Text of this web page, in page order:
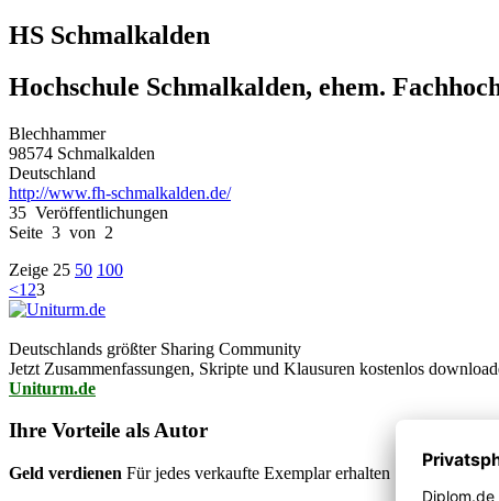
HS Schmalkalden
Hochschule Schmalkalden, ehem.
Blechhammer
98574 Schmalkalden
Deutschland
http://www.fh-schmalkalden.de/
35 Veröffentlichungen
Seite 3 von 2
Zeige 25 50 100
<1 23
Deutschlands größter Sharing Community
Jetzt Zusammenfassungen, Skripte und Klausuren kostenlos
Uniturm.de
Ihre Vorteile als Autor
Geld verdienen Für jedes verkaufte Exemplar erhalten Sie